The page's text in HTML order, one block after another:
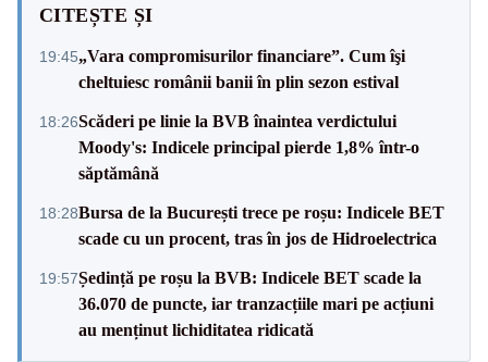
CITEȘTE ȘI
19:45„Vara compromisurilor financiare”. Cum îşi
cheltuiesc românii banii în plin sezon estival
18:26Scăderi pe linie la BVB înaintea verdictului
Moody's: Indicele principal pierde 1,8% într-o
săptămână
18:28Bursa de la București trece pe roșu: Indicele BET
scade cu un procent, tras în jos de Hidroelectrica
19:57Ședință pe roșu la BVB: Indicele BET scade la
36.070 de puncte, iar tranzacțiile mari pe acțiuni
au menținut lichiditatea ridicată